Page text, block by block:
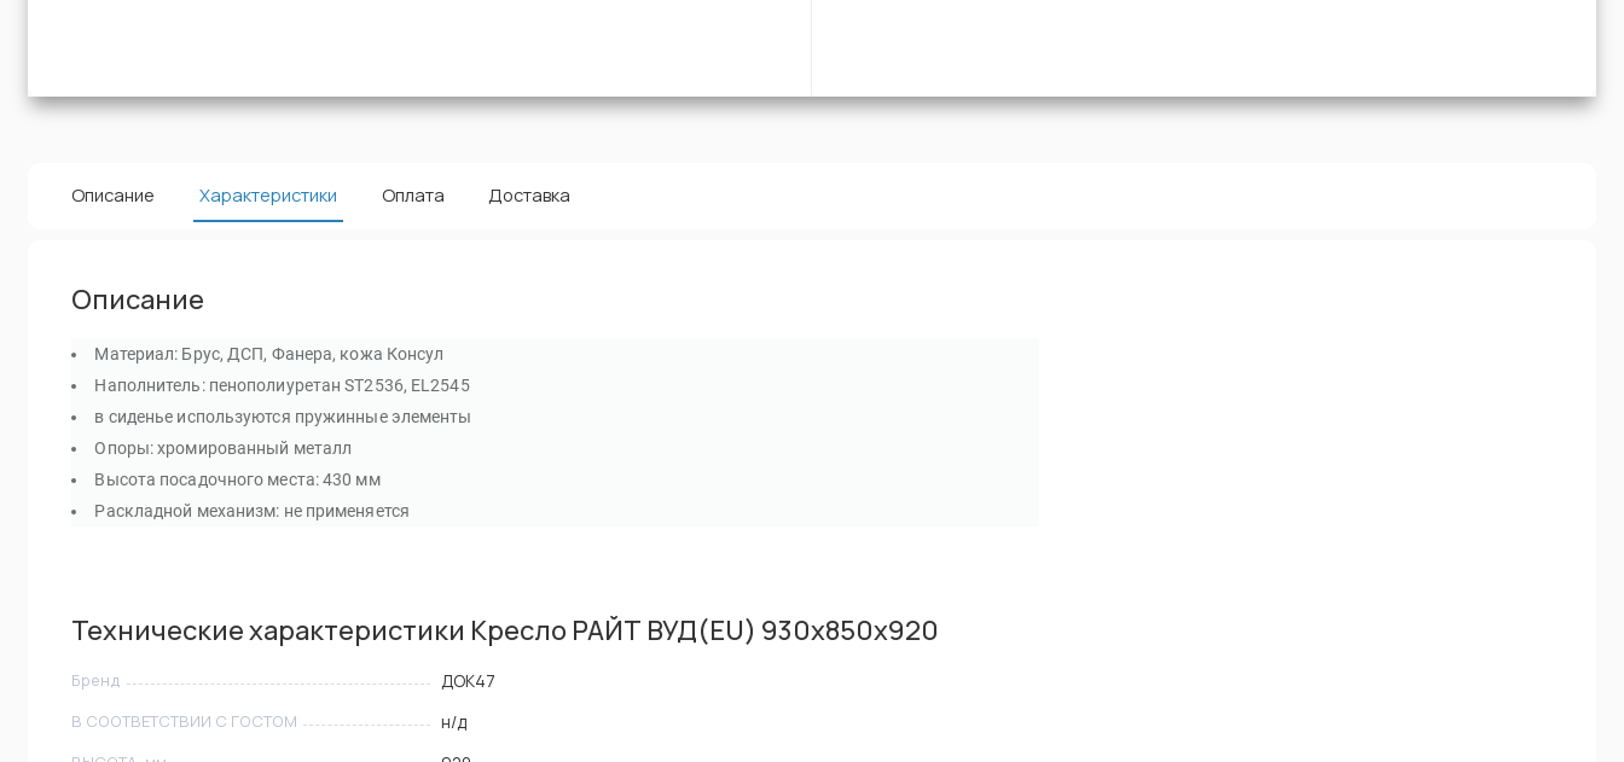
Описание Характеристики Оплата Доставка
Описание
Материал: Брус, ДСП, Фанера, кожа Консул
Наполнитель: пенополиуретан ST2536, EL2545
в сиденье используются пружинные элементы
Опоры: хромированный металл
Высота посадочного места: 430 мм
Раскладной механизм: не применяется
Технические характеристики Кресло РАЙТ ВУД(EU) 930х850х920
Бренд ДОК47
В СООТВЕТСТВИИ С ГОСТОМ н/д